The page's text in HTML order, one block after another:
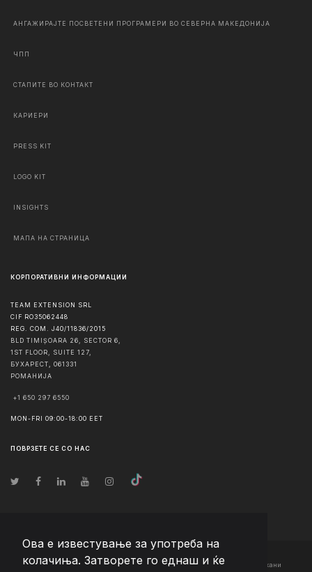
Ова е известување за употреба на
колачиња. Затворете го еднаш и ќе
АНГАЖИРАЈТЕ ПОСВЕТЕНИ ПРОГРАМЕРИ ВО СЕВЕРНА МАКЕДОНИЈА
ЧПП
СТАПИТЕ ВО КОНТАКТ
КАРИЕРИ
PRESS KIT
LOGO KIT
INSIGHTS
МАПА НА СТРАНИЦА
КОРПОРАТИВНИ ИНФОРМАЦИИ
TEAM EXTENSION SRL
CIF RO35062448
REG. COM. J40/11836/2015
BLD TIMIȘOARA 26, SECTOR 6,
1ST FLOOR, SUITE 127,
БУХАРЕСТ
061331
РОМАНИЈА
+1 650 297 6550
MON-FRI 09:00-18:00 EET
ПОВРЗЕТЕ СЕ СО НАС
© Авторско право2026 Team Extension Macedonia - Сите права задржани